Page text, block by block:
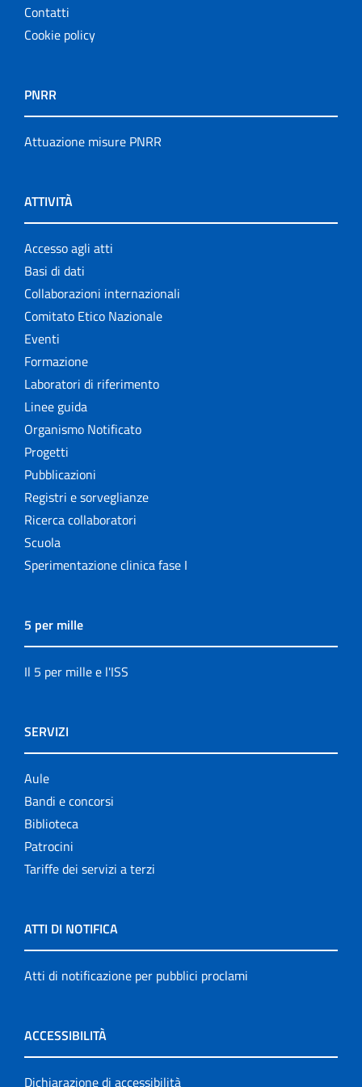
Contatti
Cookie policy
PNRR
Attuazione misure PNRR
ATTIVITÀ
Accesso agli atti
Basi di dati
Collaborazioni internazionali
Comitato Etico Nazionale
Eventi
Formazione
Laboratori di riferimento
Linee guida
Organismo Notificato
Progetti
Pubblicazioni
Registri e sorveglianze
Ricerca collaboratori
Scuola
Sperimentazione clinica fase I
5 per mille
Il 5 per mille e l'ISS
SERVIZI
Aule
Bandi e concorsi
Biblioteca
Patrocini
Tariffe dei servizi a terzi
ATTI DI NOTIFICA
Atti di notificazione per pubblici proclami
ACCESSIBILITÀ
Dichiarazione di accessibilità